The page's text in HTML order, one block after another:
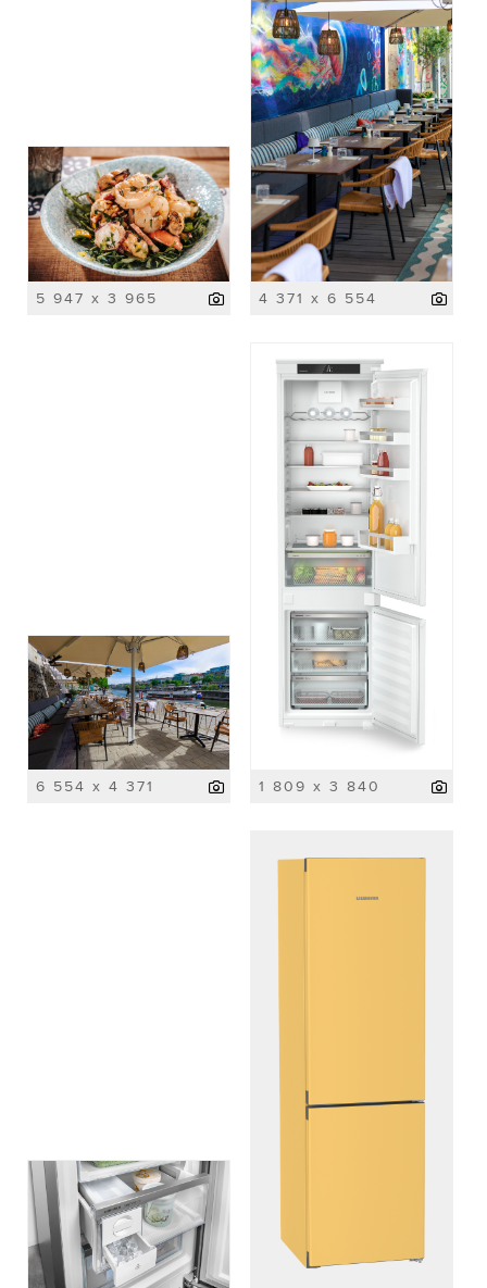
5 947 x 3 965 4 371 x 6 554
6 554 x 4 371 1 809 x 3 840